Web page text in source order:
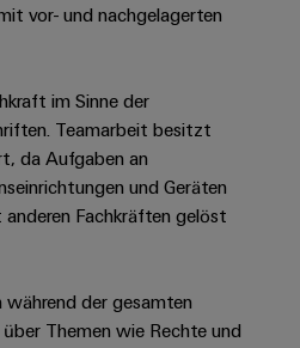
vor- und nachgelagerten
im Sinne der
Teamarbeit besitzt
da Aufgaben an
und Geräten
Fachkräften gelöst
während der gesamten
Themen wie Rechte und